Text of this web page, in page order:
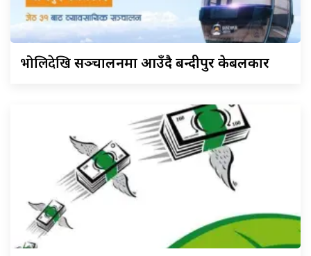
भोलिदेखिसञ्चालनमा आउँदै बन्दीपुर केबलकार